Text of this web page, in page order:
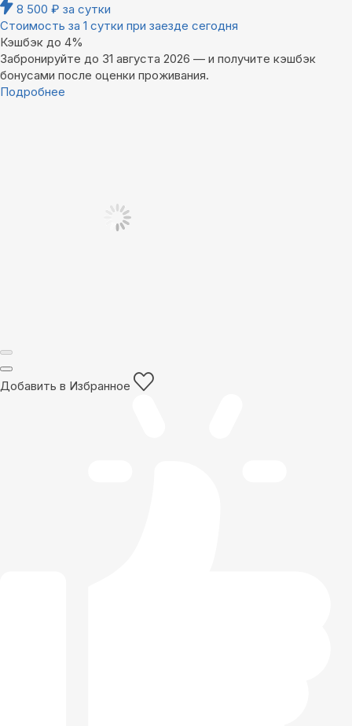
8 500 ₽ за сутки
Стоимость за 1 сутки при заезде сегодня
Кэшбэк до 4%
Забронируйте до 31 августа 2026 — и получите кэшбэк
бонусами после оценки проживания.
Подробнее
Добавить в Избранное